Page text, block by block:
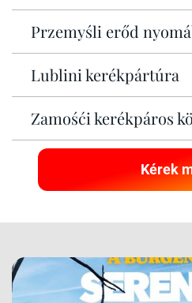
Przemyśli erőd
Lublini kerékpártúra
Zamośći kerékpáros
Kérek